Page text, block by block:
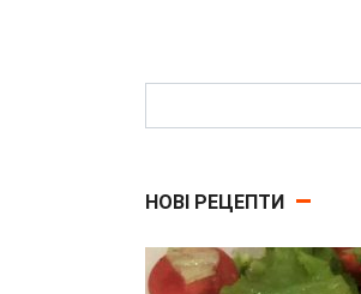
НОВІ РЕЦЕПТИ